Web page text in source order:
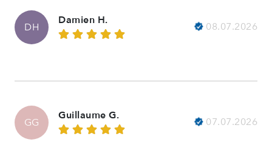
DH
Damien H.
08.07.2026
GG
Guillaume G.
07.07.2026